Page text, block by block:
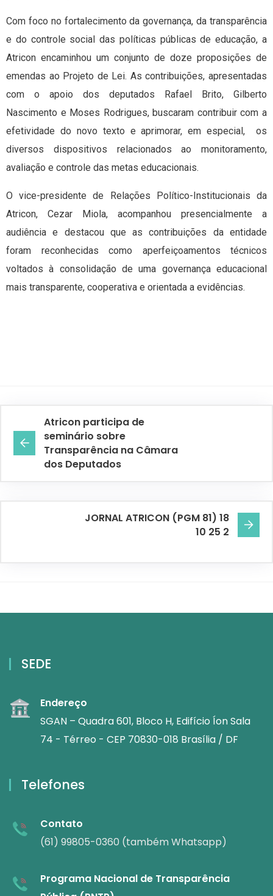
Com foco no fortalecimento da governança, da transparência
e do controle social das políticas públicas de educação, a
Atricon encaminhou um conjunto de doze proposições de
emendas ao Projeto de Lei. As contribuições, apresentadas
com o apoio dos deputados Rafael Brito, Gilberto
Nascimento e Moses Rodrigues, buscaram contribuir com a
efetividade do novo texto e aprimorar, em especial, os
diversos dispositivos relacionados ao monitoramento,
avaliação e controle das metas educacionais.
O vice-presidente de Relações Político-Institucionais da
Atricon, Cezar Miola, acompanhou presencialmente a
audiência e destacou que as contribuições da entidade
foram reconhecidas como aperfeiçoamentos técnicos
voltados à consolidação de uma governança educacional
mais transparente, cooperativa e orientada a evidências.
Atricon participa de
seminário sobre
Transparência na Câmara
dos Deputados
JORNAL ATRICON (PGM 81) 18
10 25 2
SEDE
Endereço
SGAN – Quadra 601, Bloco H, Edifício Íon Sala
74 - Térreo - CEP 70830-018 Brasília / DF
Telefones
Contato
(61) 99805-0360 (também Whatsapp)
Programa Nacional de Transparência